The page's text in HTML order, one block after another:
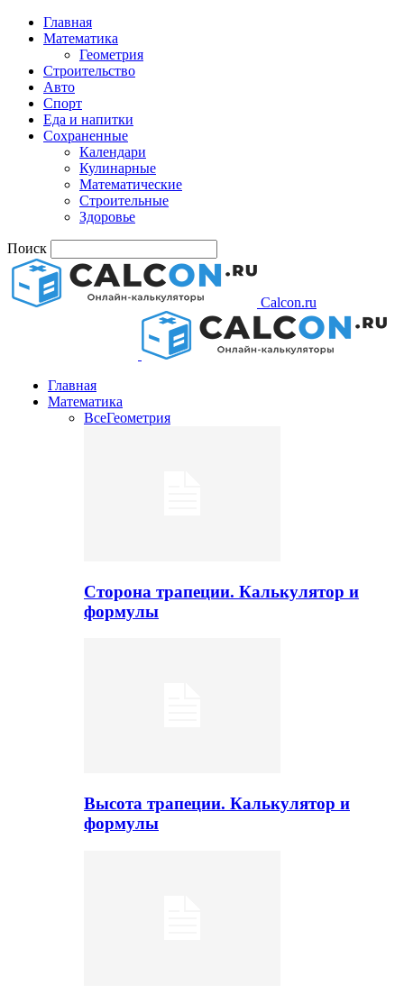
Главная
Математика
Геометрия
Строительство
Авто
Спорт
Еда и напитки
Сохраненные
Календари
Кулинарные
Математические
Строительные
Здоровье
Поиск
Calcon.ru
Главная
Математика
ВсеГеометрия
Сторона трапеции. Калькулятор и
формулы
Высота трапеции. Калькулятор и
формулы